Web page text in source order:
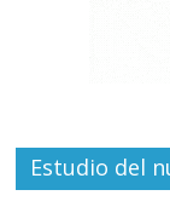
Estudio del